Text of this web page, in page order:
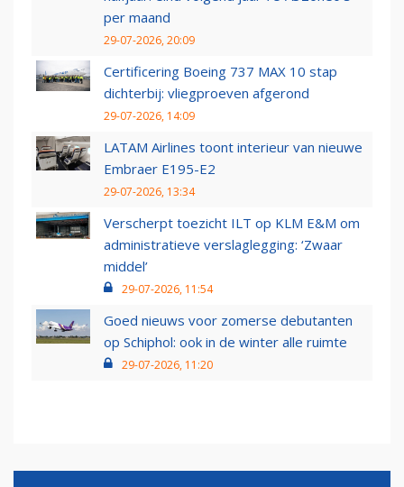
per maand
29-07-2026, 20:09
Certificering Boeing 737 MAX 10 stap
dichterbij: vliegproeven afgerond
29-07-2026, 14:09
LATAM Airlines toont interieur van nieuwe
Embraer E195-E2
29-07-2026, 13:34
Verscherpt toezicht ILT op KLM E&M om
administratieve verslaglegging: ‘Zwaar
middel’
29-07-2026, 11:54
Goed nieuws voor zomerse debutanten
op Schiphol: ook in de winter alle ruimte
29-07-2026, 11:20